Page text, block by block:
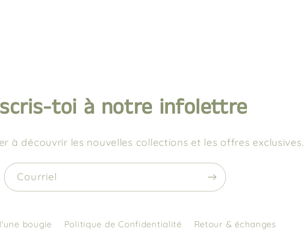
toi à notre infolettre
à découvrir les nouvelles collections et les offres exclusives.
Courriel
bougie Politique de Confidentialité Retour & échanges